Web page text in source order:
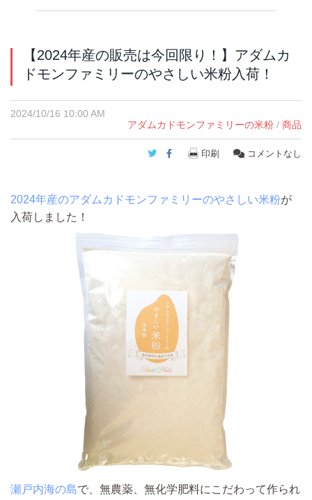
【2024年産の販売は今回限り！】アダムカ
ドモンファミリーのやさしい米粉入荷！
2024/10/16 10:00 AM
アダムカドモンファミリーの米粉 / 商品
Twitter
Facebook
印刷 コメントなし
2024年産のアダムカドモンファミリーのやさしい米粉が
入荷しました！
瀬戸内海の島で、無農薬、無化学肥料にこだわって作られ